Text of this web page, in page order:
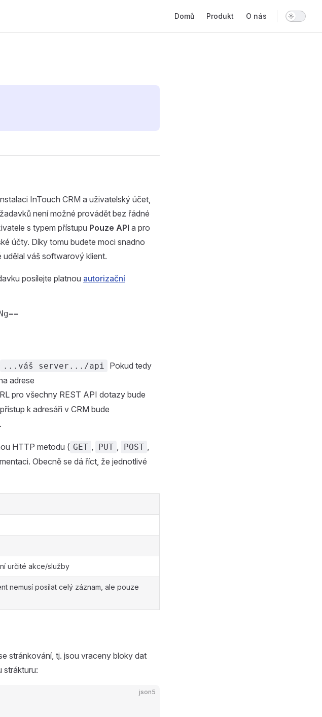
Domů Produkt O nás
InTouch CRM a uživatelský účet,
není možné provádět bez řádné
s typem přístupu Pouze API a pro
účty. Díky tomu budete moci snadno
udělal váš softwarový klient.
posílejte platnou autorizační
...váš server.../api
Pokud tedy
adrese
pro všechny REST API dotazy bude
k adresáři v CRM bude
.
HTTP metodu ( GET , PUT , POST ,
Obecně se dá říct, že jednotlivé
určité akce/služby
nemusí posílat celý záznam, ale pouze
stránkování, tj. jsou vraceny bloky dat
strákturu:
json5